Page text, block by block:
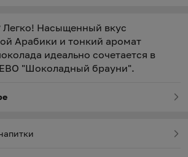
Легко! Насыщенный вкус
Арабики и тонкий аромат
идеально сочетается в
"Шоколадный брауни".